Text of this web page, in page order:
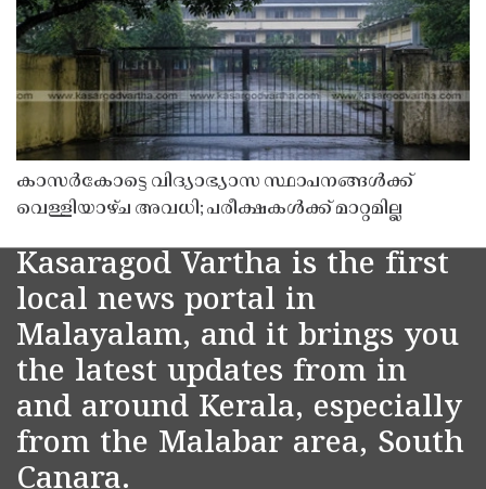
കാസർകോട്ടെ വിദ്യാഭ്യാസ സ്ഥാപനങ്ങൾക്ക്
വെള്ളിയാഴ്ച അവധി; പരീക്ഷകൾക്ക് മാറ്റമില്ല
Kasaragod Vartha is the first
local news portal in
Malayalam, and it brings you
the latest updates from in
and around Kerala, especially
from the Malabar area, South
Canara.